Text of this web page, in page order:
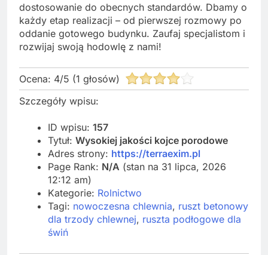
dostosowanie do obecnych standardów. Dbamy o
każdy etap realizacji – od pierwszej rozmowy po
oddanie gotowego budynku. Zaufaj specjalistom i
rozwijaj swoją hodowlę z nami!
Ocena: 4/5 (1 głosów)
Szczegóły wpisu:
ID wpisu: 157
Tytuł: Wysokiej jakości kojce porodowe
Adres strony: https://terraexim.pl
Page Rank: N/A (stan na 31 lipca, 2026
12:12 am)
Kategorie: Rolnictwo
Tagi: nowoczesna chlewnia, ruszt betonowy
dla trzody chlewnej, ruszta podłogowe dla
świń